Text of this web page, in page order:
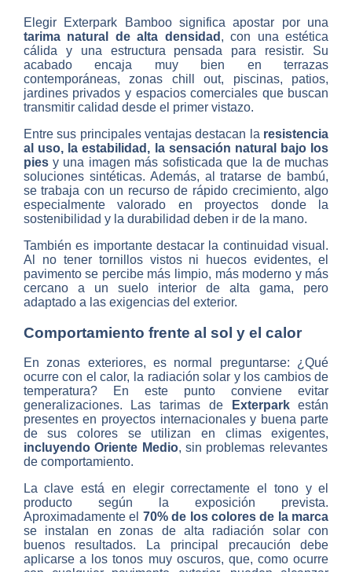
Elegir Exterpark Bamboo significa apostar por una
tarima natural de alta densidad , con una estética
cálida y una estructura pensada para resistir. Su
acabado encaja muy bien en terrazas
contemporáneas, zonas chill out, piscinas, patios,
jardines privados y espacios comerciales que buscan
transmitir calidad desde el primer vistazo.
Entre sus principales ventajas destacan la resistencia
al uso, la estabilidad, la sensación natural bajo los
piesy una imagen más sofisticada que la de muchas
soluciones sintéticas. Además, al tratarse de bambú,
se trabaja con un recurso de rápido crecimiento, algo
especialmente valorado en proyectos donde la
sostenibilidad y la durabilidad deben ir de la mano.
También es importante destacar la continuidad visual.
Al no tener tornillos vistos ni huecos evidentes, el
pavimento se percibe más limpio, más moderno y más
cercano a un suelo interior de alta gama, pero
adaptado a las exigencias del exterior.
Comportamiento frente al sol y el calor
En zonas exteriores, es normal preguntarse: ¿Qué
ocurre con el calor, la radiación solar y los cambios de
temperatura? En este punto conviene evitar
generalizaciones. Las tarimas de
Exterparkestán
presentes en proyectos internacionales y buena parte
de sus colores se utilizan en climas exigentes,
incluyendo Oriente Medio, sin problemas relevantes
de comportamiento.
La clave está en elegir correctamente el tono y el
producto según la exposición prevista.
Aproximadamente el 70% de los colores de la marca
se instalan en zonas de alta radiación solar con
buenos resultados. La principal precaución debe
aplicarse a los tonos muy oscuros, que, como ocurre